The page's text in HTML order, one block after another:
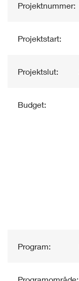
Projektnummer:
Projektstart:
Projektslut:
Budget:
Program: